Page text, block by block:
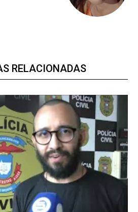
publicas
RELACIONADAS